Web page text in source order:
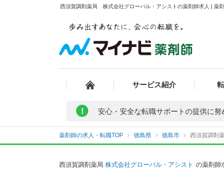
西須賀調剤薬局 株式会社グローバル・アシストの薬剤師求人 | 薬
サービス紹介
! 安心・安全な転職サポートの提供に努
薬剤師の求人・転職TOP 徳島県 徳島市 西須賀調剤
西須賀調剤薬局 株式会社グローバル・アシスト の薬剤師